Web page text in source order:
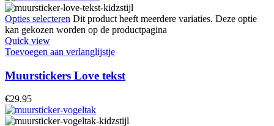
Opties selecteren Dit product heeft meerdere variaties. Deze optie
kan gekozen worden op de productpagina
Quick view
Toevoegen aan verlanglijstje
Muurstickers Love tekst
€29.95